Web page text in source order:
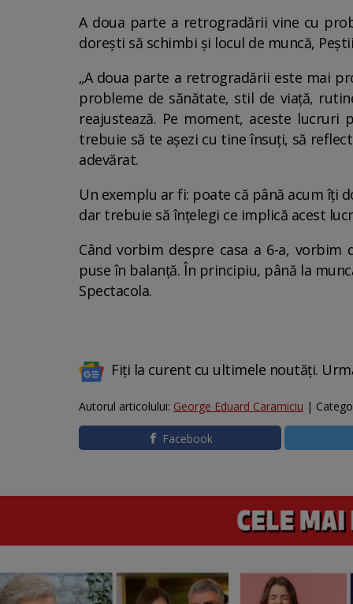
A doua parte a retrogradării vine cu
dorești să schimbi și locul de muncă,
„A doua parte a retrogradării este mai
probleme de sănătate, stil de viață,
reajustează. Pe moment, aceste
trebuie să te așezi cu tine însuți, să
adevărat.
Un exemplu ar fi: poate că până acum îți
dar trebuie să înțelegi ce implică acest
Când vorbim despre casa a 6-a,
puse în balanță. În principiu, până la
Spectacola.
Fiți la curent cu ultimele noutăți.
Autorul articolului: George Eduard Caramiciu |
Facebook